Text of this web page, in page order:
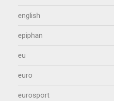
english
epiphan
eu
euro
eurosport